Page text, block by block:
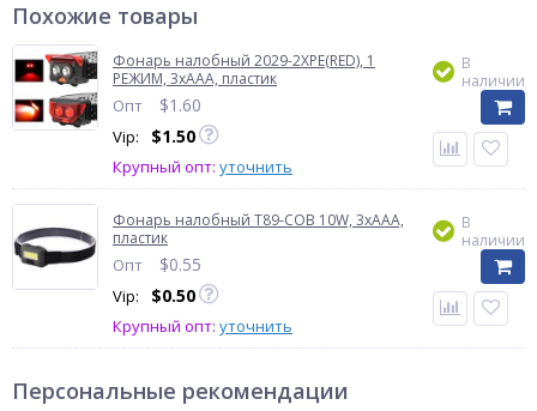
Похожие товары
Фонарь налобный 2029-2XPE(RED), 1
РЕЖИМ, 3хААА, пластик
Опт $1.60
Vip: $1.50
Крупный опт: уточнить
В
наличии
Фонарь налобный T89-COB 10W, 3хААА,
пластик
Опт $0.55
Vip: $0.50
Крупный опт: уточнить
В
наличии
Персональные рекомендации